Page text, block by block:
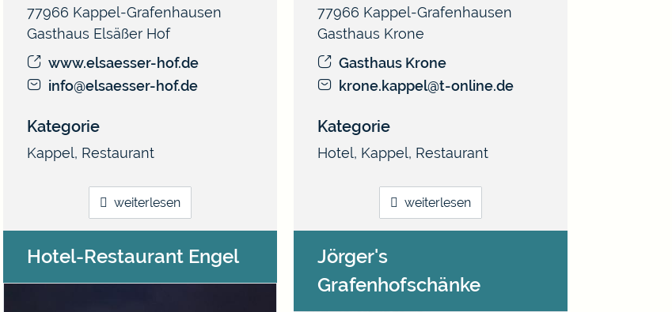
Gasthaus Elsäßer Hof
77966 Kappel-Grafenhausen
www.elsaesser-hof.de
info@elsaesser-hof.de
Kategorie
Kappel, Restaurant
weiterlesen
Gasthaus Krone
77966 Kappel-Grafenhausen
Gasthaus Krone
krone.kappel@t-online.de
Kategorie
Hotel, Kappel, Restaurant
weiterlesen
Hotel-Restaurant Engel
Jörger's
Grafenhofschänke